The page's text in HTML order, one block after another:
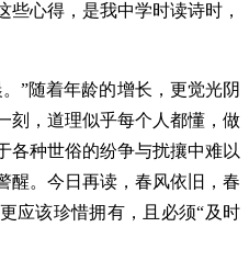
心得，是我中学时读诗时，
”随着年龄的增长，更觉光阴
刻，道理似乎每个人都懂，做
各种世俗的纷争与扰攘中难以
醒。今日再读，春风依旧，春
应该珍惜拥有，且必须“及时